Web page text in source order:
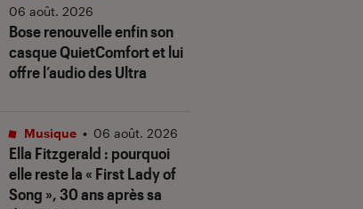
Bose renouvelle enfin son
casque QuietComfort et lui
offre l’audio des Ultra
06 août. 2026
Ella Fitzgerald : pourquoi
elle reste la « First Lady of
Song », 30 ans après sa
Musique • 06 août. 2026